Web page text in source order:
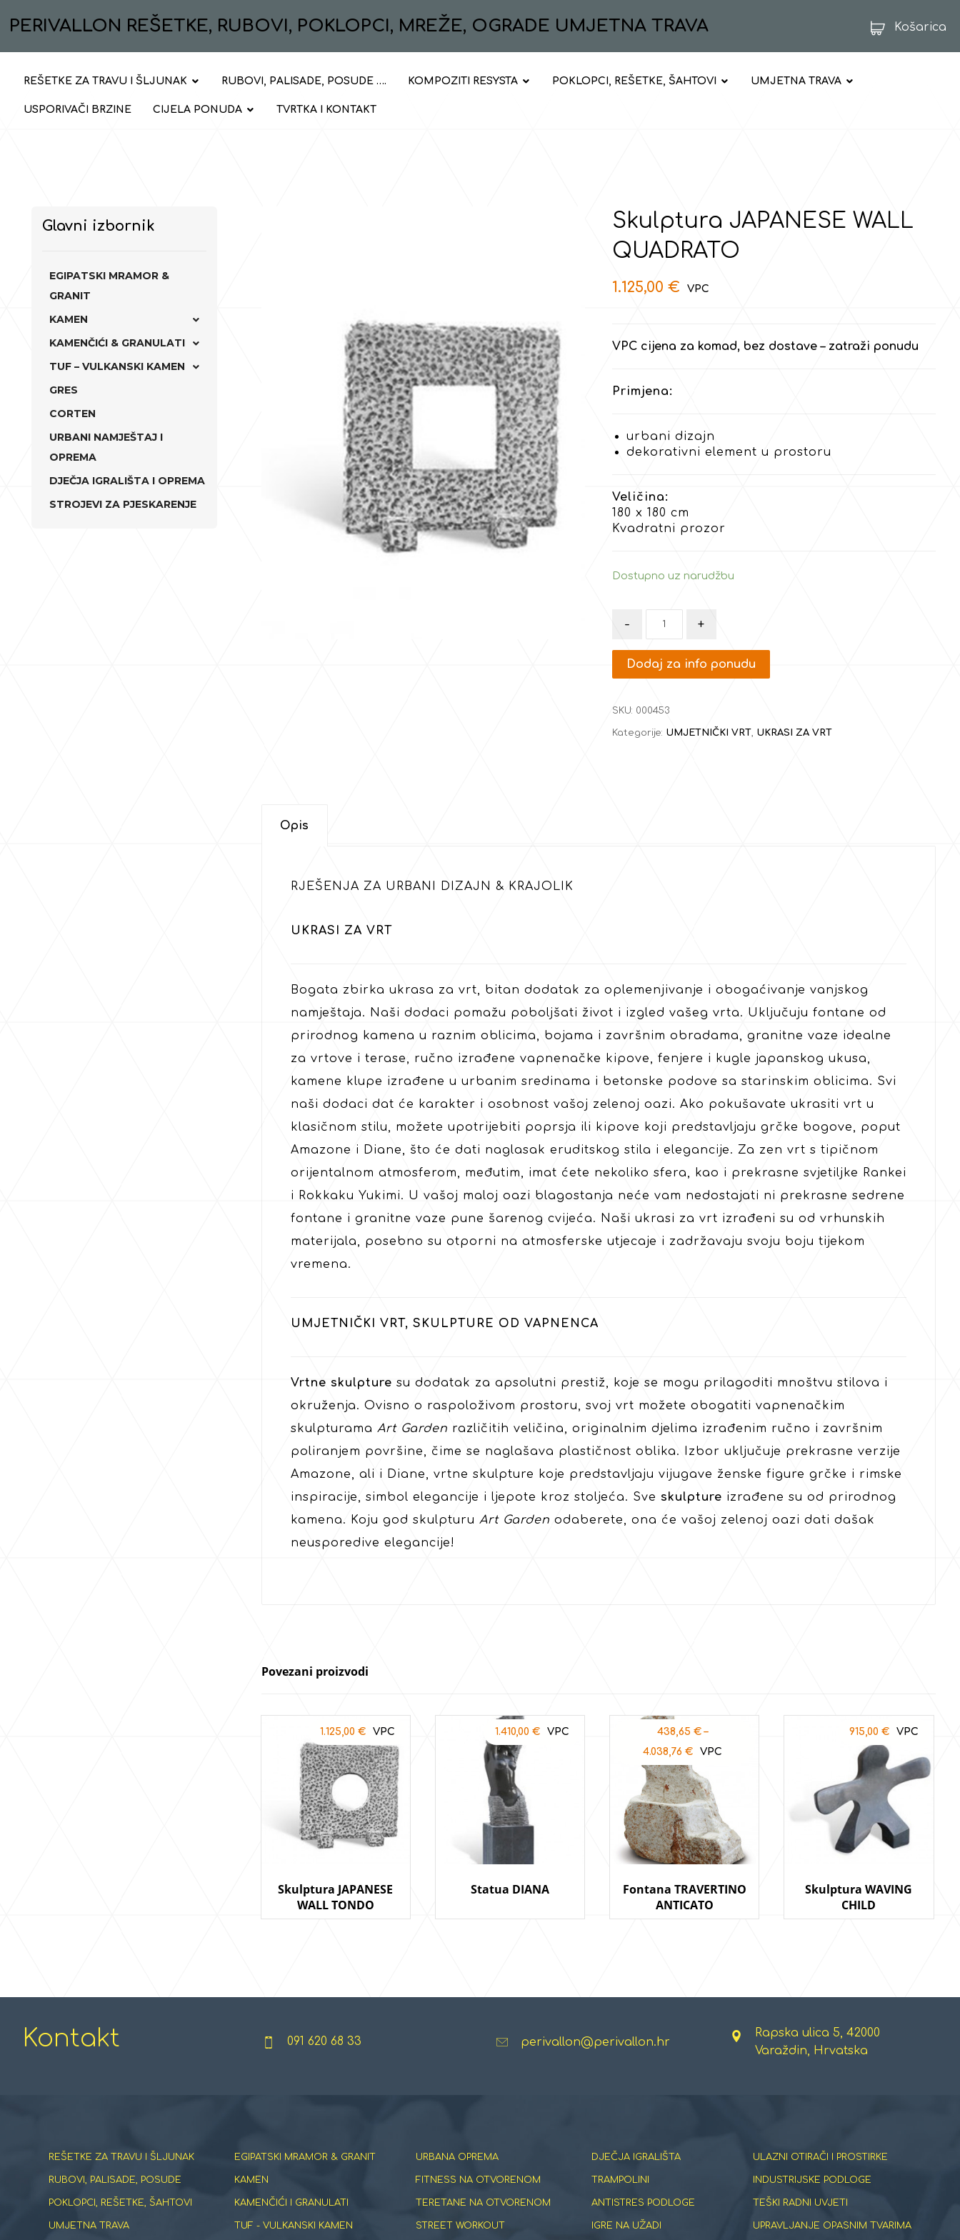
PERIVALLON REŠETKE, RUBOVI, POKLOPCI, MREŽE, OGRADE UMJETNA TRAVA Košarica
REŠETKE ZA TRAVU I ŠLJUNAK RUBOVI, PALISADE, POSUDE …. KOMPOZITI RESYSTA POKLOPCI, REŠETKE, ŠAHTOVI UMJETNA TRAVA
USPORIVAČI BRZINE CIJELA PONUDA TVRTKA I KONTAKT
Skulptura JAPANESE WALL
QUADRATO
1.125,00 €
VPC cijena za komad, bez dostave – zatraži ponudu
Primjena:
urbani dizajn
dekorativni element u prostoru
Veličina:
180 x 180 cm
Kvadratni prozor
Dostupno uz narudžbu
- +
Dodaj za info ponudu
SKU: 000453
Kategorije: UMJETNIČKI VRT, UKRASI ZA VRT
Opis
RJEŠENJA ZA URBANI DIZAJN & KRAJOLIK
UKRASI ZA VRT
Bogata zbirka ukrasa za vrt, bitan dodatak za oplemenjivanje i obogaćivanje vanjskog
namještaja. Naši dodaci pomažu poboljšati život i izgled vašeg vrta. Uključuju fontane od
prirodnog kamena u raznim oblicima, bojama i završnim obradama, granitne vaze idealne
za vrtove i terase, ručno izrađene vapnenačke kipove, fenjere i kugle japanskog ukusa,
kamene klupe izrađene u urbanim sredinama i betonske podove sa starinskim oblicima. Svi
naši dodaci dat će karakter i osobnost vašoj zelenoj oazi. Ako pokušavate ukrasiti vrt u
klasičnom stilu, možete upotrijebiti poprsja ili kipove koji predstavljaju grčke bogove, poput
Amazone i Diane, što će dati naglasak eruditskog stila i elegancije. Za zen vrt s tipičnom
orijentalnom atmosferom, međutim, imat ćete nekoliko sfera, kao i prekrasne svjetiljke Rankei
i Rokkaku Yukimi. U vašoj maloj oazi blagostanja neće vam nedostajati ni prekrasne sedrene
fontane i granitne vaze pune šarenog cvijeća. Naši ukrasi za vrt izrađeni su od vrhunskih
materijala, posebno su otporni na atmosferske utjecaje i zadržavaju svoju boju tijekom
vremena.
UMJETNIČKI VRT, SKULPTURE OD VAPNENCA
Vrtne skulpture su dodatak za apsolutni prestiž, koje se mogu prilagoditi mnoštvu stilova i
okruženja. Ovisno o raspoloživom prostoru, svoj vrt možete obogatiti vapnenačkim
skulpturama Art Garden različitih veličina, originalnim djelima izrađenim ručno i završnim
poliranjem površine, čime se naglašava plastičnost oblika. Izbor uključuje prekrasne verzije
Amazone, ali i Diane, vrtne skulpture koje predstavljaju vijugave ženske figure grčke i rimske
inspiracije, simbol elegancije i ljepote kroz stoljeća. Sve skulpture izrađene su od prirodnog
kamena. Koju god skulpturu Art Garden odaberete, ona će vašoj zelenoj oazi dati dašak
neusporedive elegancije!
Povezani proizvodi
Skulptura JAPANESE
WALL TONDO
1.125,00 €
Statua DIANA
1.410,00€
Fontana TRAVERTINO
ANTICATO
438,65€ –
4.038,76€
Skulptura WAVING
CHILD
915,00 €
Glavni izbornik
EGIPATSKI MRAMOR &
GRANIT
KAMEN
KAMENČIĆI & GRANULATI
TUF – VULKANSKI KAMEN
GRES
CORTEN
URBANI NAMJEŠTAJ I
OPREMA
DJEČJA IGRALIŠTA I OPREMA
STROJEVI ZA PJESKARENJE
Kontakt 091 620 68 33 perivallon@perivallon.hr
Rapska ulica 5, 42000
Varaždin, Hrvatska
REŠETKE ZA TRAVU I ŠLJUNAK
RUBOVI, PALISADE, POSUDE
POKLOPCI, REŠETKE, ŠAHTOVI
UMJETNA TRAVA
EGIPATSKI MRAMOR & GRANIT
KAMEN
KAMENČIĆI I GRANULATI
TUF - VULKANSKI KAMEN
URBANA OPREMA
FITNESS NA OTVORENOM
TERETANE NA OTVORENOM
STREET WORKOUT
DJEČJA IGRALIŠTA
TRAMPOLINI
ANTISTRES PODLOGE
IGRE NA UŽADI
ULAZNI OTIRAČI I PROSTIRKE
INDUSTRIJSKE PODLOGE
TEŠKI RADNI UVJETI
UPRAVLJANJE OPASNIM TVARIMA